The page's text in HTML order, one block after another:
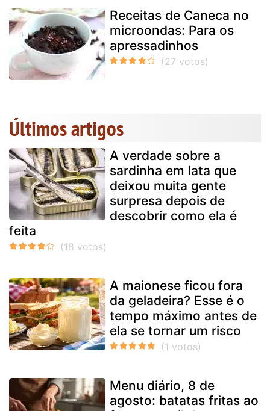
Receitas de Caneca no
microondas: Para os
apressadinhos
Últimos artigos
A verdade sobre a
sardinha em lata que
deixou muita gente
surpresa depois de
descobrir como ela é
feita
A maionese ficou fora
da geladeira? Esse é o
tempo máximo antes de
ela se tornar um risco
Menu diário, 8 de
agosto: batatas fritas ao